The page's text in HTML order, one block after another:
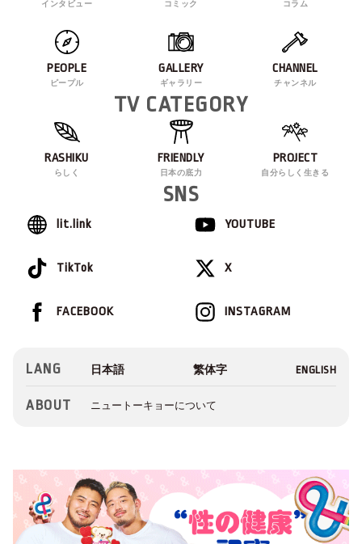
インタビュー コミック コラム
PEOPLE
ピープル
GALLERY
ギャラリー
CHANNEL
チャンネル
TV CATEGORY
RASHIKU
らしく
FRIENDLY
日本の底力
PROJECT
自分らしく生きる
SNS
lit.link YOUTUBE
TikTok X
INSTAGRAM
FACEBOOK
LANG
ABOUT ニュートーキョーについて